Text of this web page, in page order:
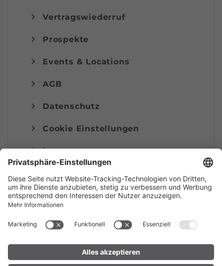
Vertragswiederruf
Prospekte
Events & Locations
AGB
Datenschutz
Cookie Einstellungen
Impressum